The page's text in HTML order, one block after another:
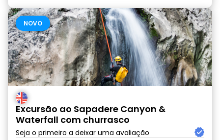
NOVO
Excursão ao Sapadere Canyon &
Waterfall com churrasco
Seja o primeiro a deixar uma avaliação